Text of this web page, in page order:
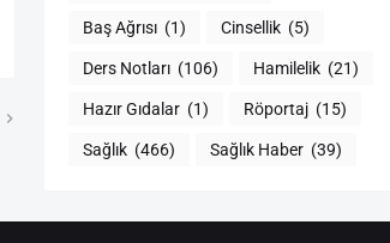
Baş Ağrısı (1) Cinsellik (5)
Ders Notları (106) Hamilelik (21)
Hazır Gıdalar (1) Röportaj (15)
Sağlık (466) Sağlık Haber (39)